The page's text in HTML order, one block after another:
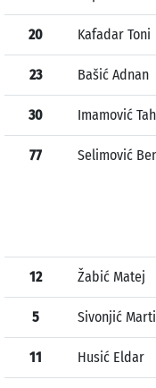
20 Kafadar Toni
23 Bašić Adnan
30 Imamović
77 Selimović
12 Žabić Matej
5 Sivonjić
11 Husić Eldar